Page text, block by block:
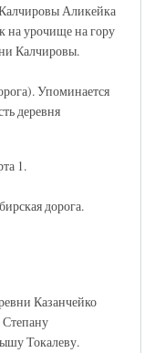
Аликейка
на урочище на гору
Калчировы.
Упоминается
деревня
1.
дорога.
Казанчейко
Степану
Токалеву.